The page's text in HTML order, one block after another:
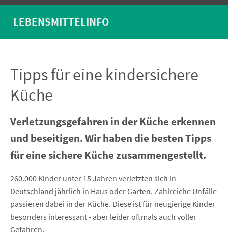
LEBENSMITTELINFO
Tipps für eine kindersichere
Küche
Verletzungsgefahren in der Küche erkennen
und beseitigen. Wir haben die besten Tipps
für eine sichere Küche zusammengestellt.
260.000 Kinder unter 15 Jahren verletzten sich in
Deutschland jährlich in Haus oder Garten. Zahlreiche Unfälle
passieren dabei in der Küche. Diese ist für neugierige Kinder
besonders interessant - aber leider oftmals auch voller
Gefahren.